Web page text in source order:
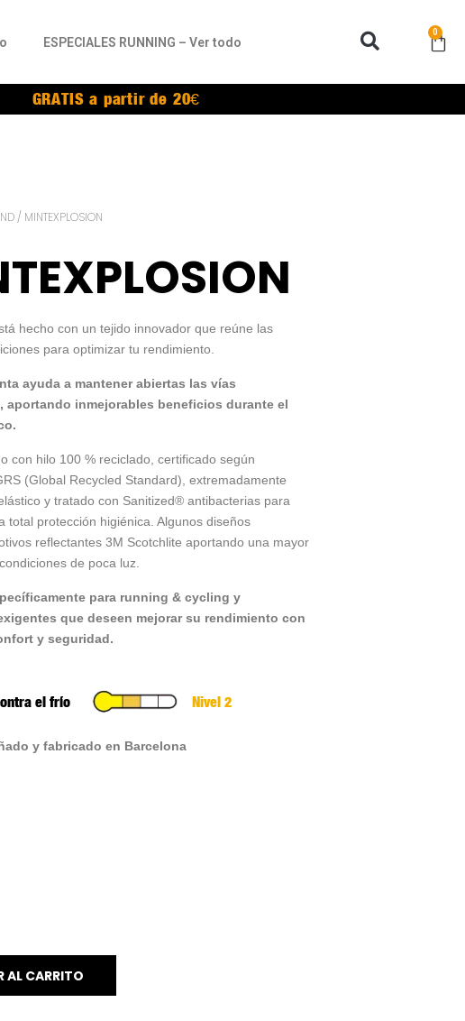
ESPECIALES RUNNING – Ver todo
0
GRATIS a partir de 20€
/ MINTEXPLOSION
hecho con un tejido innovador que reúne las
para optimizar tu rendimiento.
ayuda a mantener abiertas las vías
aportando inmejorables beneficios durante el
con hilo 100 % reciclado, certificado según
(Global Recycled Standard), extremadamente
y tratado con Sanitized® antibacterias para
total protección higiénica. Algunos diseños
reflectantes 3M Scotchlite aportando una mayor
de poca luz.
para running & cycling y
que deseen mejorar su rendimiento con
y seguridad.
el frío Nivel 2
y fabricado en Barcelona
AL CARRITO